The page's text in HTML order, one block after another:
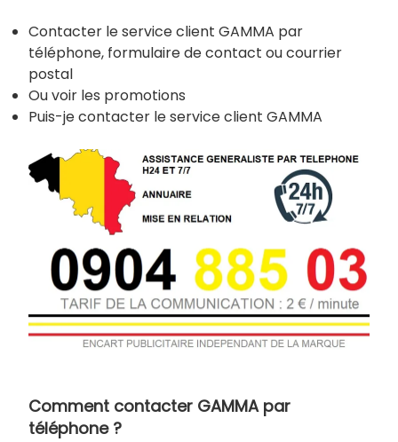
Contacter le service client GAMMA par
téléphone, formulaire de contact ou courrier
postal
Ou voir les promotions
Puis-je contacter le service client GAMMA
Comment contacter GAMMA par
téléphone ?